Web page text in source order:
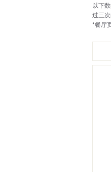
以下
过三次
*餐厅